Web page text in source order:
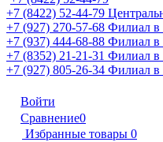
+7 (8422) 52-44-79
+7 (927) 270-57-68 Филиал в
+7 (937) 444-68-88 Филиал в
+7 (8352) 21-21-31 Филиал в
+7 (927) 805-26-34 Филиал в
Войти
Сравнение0
Избранные товары 0